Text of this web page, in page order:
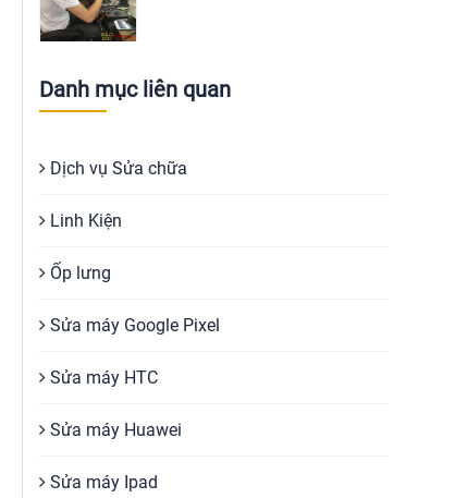
Danh mục liên quan
Dịch vụ Sửa chữa
Linh Kiện
Ốp lưng
Sửa máy Google Pixel
Sửa máy HTC
Sửa máy Huawei
Sửa máy Ipad